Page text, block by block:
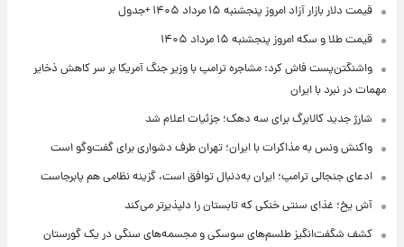
قیمت دلار بازار آزاد امروز پنجشنبه ۱۵ مرداد ۱۴۰۵ +جدول
قیمت طلا و سکه امروز پنجشنبه ۱۵ مرداد ۱۴۰۵
واشنگتن‌پست فاش کرد: مشاجره ترامپ با وزیر جنگ آمریکا بر سر کاهش ذخایر
مهمات در نبرد با ایران
شارژ جدید کالابرگ برای سه دهک؛ جزئیات اعلام شد
واکنش ونس به مذاکرات با ایران؛ تهران طرف دشواری برای گفت‌وگو است
ادعای جنجالی ترامپ؛ ایران به‌دنبال توافق است، گزینه نظامی هم پابرجاست
آش یخ؛ غذای سنتی خنکی که تابستان را دلپذیرتر می‌کند
کشف شگفت‌انگیز طلسم‌های سوسکی و مجسمه‌های سنگی در یک گورستان